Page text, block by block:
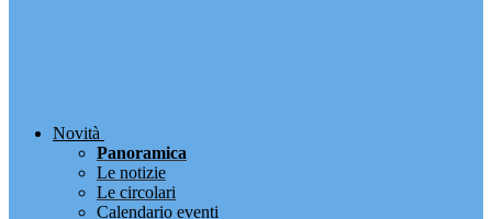
Novità
Panoramica
Le notizie
Le circolari
Calendario eventi